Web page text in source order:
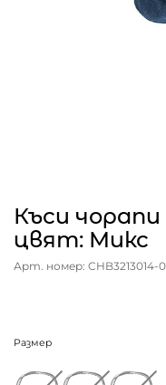
Къси чорапи
цвят: Микс
Арт. номер: CHB3213014-
Размер